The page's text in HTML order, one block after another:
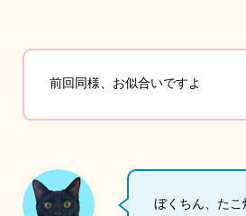
前回同様、お似合いですよ
ぼくちん、たこ